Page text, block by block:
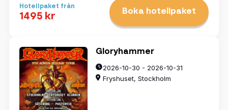
Hotellpaket från
1495 kr Boka hotellpaket
Gloryhammer
2026-10-30 - 2026-10-31
Fryshuset, Stockholm